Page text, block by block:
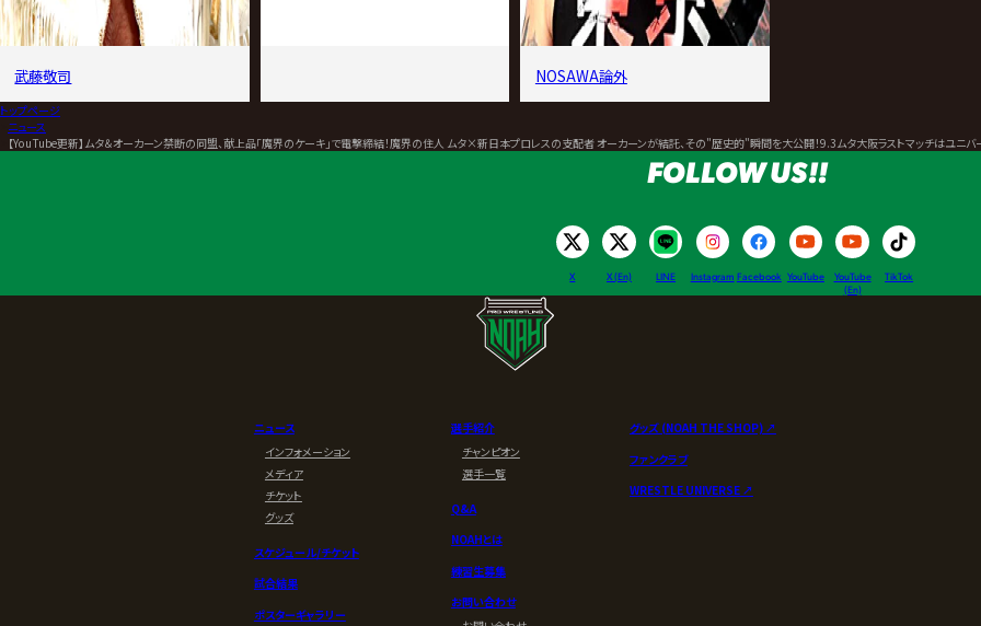
武藤敬司 NOSAWA論外
トップページ
ニュース
【YouTube更新】ムタ＆オーカーン禁断の同盟、献上品「魔界のケーキ」で電撃締結！魔界の住人 ムタ×新日本プロレスの支配者 オーカーンが結託、その"歴史的"瞬間を大公開！9.3ムタ大阪ラストマッチはユニ
FOLLOW US!!
X X (En) LINE Instagram Facebook YouTube
YouTube
(En)
TikTok
ニュース
インフォメーション
メディア
チケット
グッズ
スケジュール/チケット
試合結果
ポスターギャラリー
選手紹介
チャンピオン
選手一覧
Q&A
NOAHとは
練習生募集
お問い合わせ
グッズ (NOAH THE SHOP) ↗︎
ファンクラブ
WRESTLE UNIVERSE ↗︎